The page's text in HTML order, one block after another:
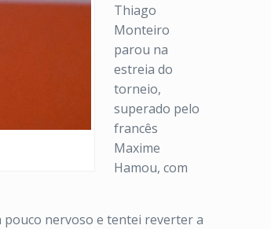
Thiago
Monteiro
parou na
estreia do
torneio,
superado pelo
francês
Maxime
Hamou, com
pouco nervoso e tentei reverter a